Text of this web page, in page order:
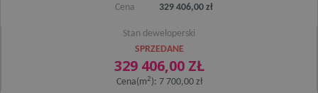
Cena
329 406,00 zł
Stan deweloperski
SPRZEDANE
329 406,00 ZŁ
Cena(m2): 7 700,00 zł